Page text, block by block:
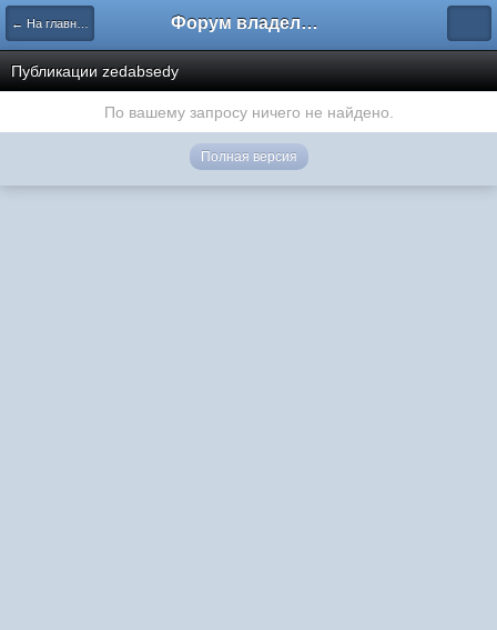
← На главную Форум владельцев интернет-магазинов
Публикации zedabsedy
По вашему запросу ничего не найдено.
Полная версия